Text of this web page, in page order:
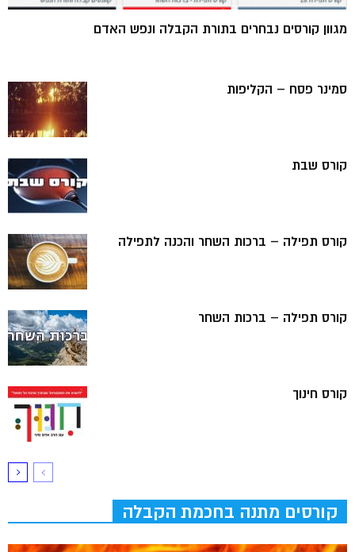
מגוון קורסים נבחרים בתורת הקבלה ונפש האדם
סמינר פסח – הקליפות
קורס שבת
קורס תפילה – ברכות השחר והכנה לתפילה
קורס תפילה – ברכות השחר
קורס חינוך
קורסים מתנה בחכמת הקבלה